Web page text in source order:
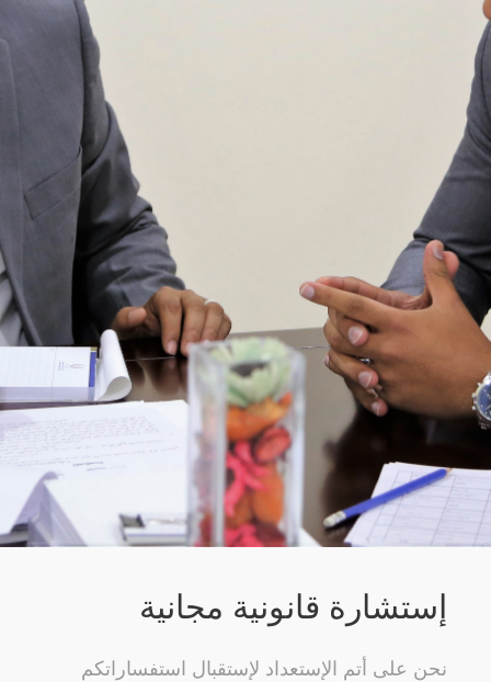
إستشارة قانونية مجانية
نحن على أتم الإستعداد لإستقبال استفساراتكم